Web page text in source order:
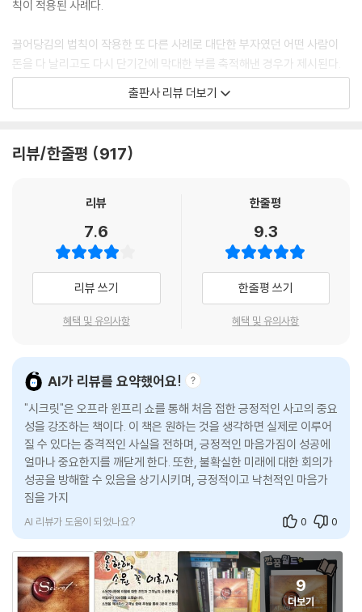
칙이 적용된 사례다.
끌어당김의 법칙이 작용한 또 다른 사례로 대단한 부자였던 어떤 사람이
돈을 다 날리고도 다시 단기간에 막대한 부를 축적해낸 경우가 제시된다.
애초에 부자가 됐을 때도 바로 그 방법을 썼을 터. 그러고 나서 돈을 잃어버
리면 어쩌나 하는 두려움이 마음속에 들어오게 되었고, 시간이 흘러 그 두
이상 잃어버린다는 두려움이 없어지게 되었고, 다시 ‘부’를 생각하는 쪽으
이 책에서 말하고자 하는 것은 긍정적인 생각과 간절한 믿음이 만났을 때
강력한 힘을 발휘한다는 것이다. 미래의 삶을 창조하는 원동력이 ‘당신’ 안
에 있다는 믿음은 원하는 것을 실제로 이루어지게 하는 창조력을 지닌다.
이 강력한 법칙의 힘은 잘못된 사례들을 생각해보면 더 쉽게 이해된다. ‘난
을 끌어당기는 셈이다. 누구라도 일이 계속 꼬이는 상황이나 시기를 보낸
적이 있을 것이다. 이런 연쇄반응은 당신이 인식했든 못했든, 고작 생각 하
나에서 비롯된 것이다. 나쁜 생각 하나가 그와 같은 생각을 더 끌어당기고,
거기에 갇혀서 결국 나쁜 일이 벌어지고 만 것이다.
소원을 이루는 법칙
이 책의 저자는 우리 내면의 숨겨진 힘을 잘 활용하면, 우리가 원하는 것들
을 이룰 수 있다고 말한다. 소망을 이루는 법칙은 세 단계로 구분된다. ‘원
하기, 믿기, 받기’가 그것이다. 이 단계를 이해할 수 있는 쉬운 예로 ‘체중 줄
이기’가 언급된다.
이 책의 저자는 사람들이 다이어트에 실패하는 이유는, 누군가 과체중일
경우 그 사람이 인식하든 못하든 스스로 ‘살찌는 생각’을 했기 때문이라고
말한다. 몸무게 줄이기에 초점을 맞추기 때문에 필연적으로 계속 몸무게를
출판사 리뷰 더보기
리뷰/한줄평 917
리뷰
7.6
리뷰 쓰기
혜택 및 유의사항
한줄평
9.3
한줄평 쓰기
혜택 및 유의사항
AI가 리뷰를 요약했어요!
"시크릿"은 오프라 윈프리 쇼를 통해 처음 접한 긍정적인 사고의 중요
성을 강조하는 책이다. 이 책은 원하는 것을 생각하면 실제로 이루어
질 수 있다는 충격적인 사실을 전하며, 긍정적인 마음가짐이 성공에
얼마나 중요한지를 깨닫게 한다. 또한, 불확실한 미래에 대한 회의가
성공을 방해할 수 있음을 상기시키며, 긍정적이고 낙천적인 마음가
짐을 가지는 것이 목표 달성에 필수적임을 강조한다.
AI 리뷰가 도움이 되었나요? 0 0
9
더보기